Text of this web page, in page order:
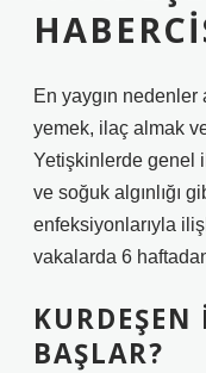
En yaygın
yemek, ilaç almak
Yetişkinlerde genel
ve soğuk algınlığı
enfeksiyonlarıyla
vakalarda 6
KURDEŞEN
BAŞLAR?